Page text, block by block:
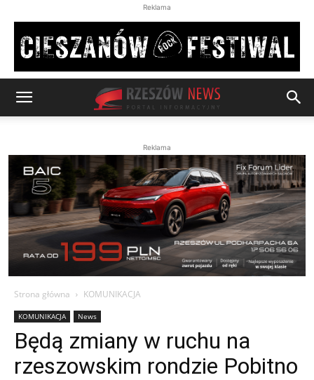
Reklama
Reklama
Strona główna KOMUNIKACJA
KOMUNIKACJA News
Będą zmiany w ruchu na
rzeszowskim rondzie Pobitno